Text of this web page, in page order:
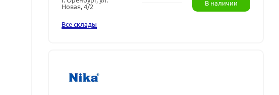
Новая, 4/2 В наличии
Все склады